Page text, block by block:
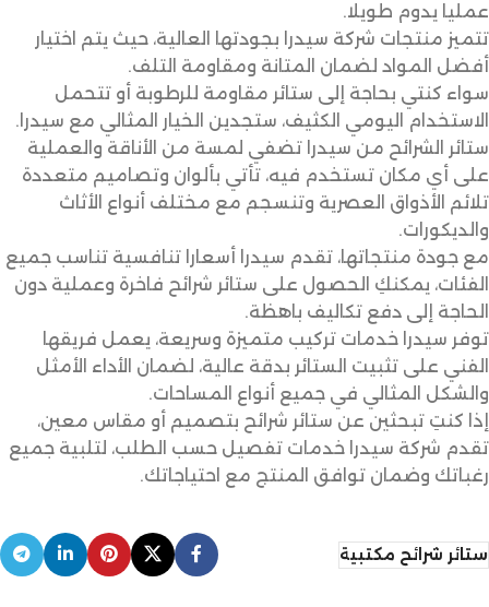
عمليا يدوم طويلا.
تتميز منتجات شركة سيدرا بجودتها العالية، حيث يتم اختيار
أفضل المواد لضمان المتانة ومقاومة التلف.
سواء كنتي بحاجة إلى ستائر مقاومة للرطوبة أو تتحمل
الاستخدام اليومي الكثيف، ستجدين الخيار المثالي مع سيدرا.
ستائر الشرائح من سيدرا تضفي لمسة من الأناقة والعملية
على أي مكان تستخدم فيه، تأتي بألوان وتصاميم متعددة
تلائم الأذواق العصرية وتنسجم مع مختلف أنواع الأثاث
والديكورات.
مع جودة منتجاتها، تقدم سيدرا أسعارا تنافسية تناسب جميع
الفئات، يمكنكِ الحصول على ستائر شرائح فاخرة وعملية دون
الحاجة إلى دفع تكاليف باهظة.
توفر سيدرا خدمات تركيب متميزة وسريعة، يعمل فريقها
الفني على تثبيت الستائر بدقة عالية، لضمان الأداء الأمثل
والشكل المثالي في جميع أنواع المساحات.
إذا كنتِ تبحثين عن ستائر شرائح بتصميم أو مقاس معين،
تقدم شركة سيدرا خدمات تفصيل حسب الطلب، لتلبية جميع
رغباتك وضمان توافق المنتج مع احتياجاتك.
ستائر شرائح مكتبية